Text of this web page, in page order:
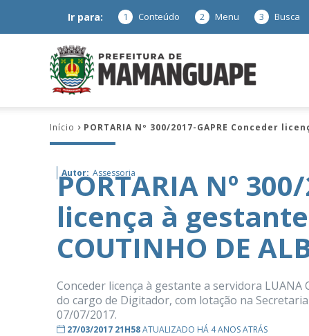
Ir para: 1 Conteúdo 2 Menu 3 Busca
Mamanguape
–
Início PORTARIA Nº 300/2017-GAPRE Conceder
Autor: Assessoria
PORTARIA Nº
licença à
COUTINHO DE
Conceder licença à gestante a servidora LUANA
do cargo de Digitador, com lotação na
07/07/2017.
27/03/2017 21H58ATUALIZADO HÁ 4 ANOS ATRÁS